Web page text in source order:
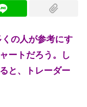
の人が参考にす
ートだろう。し
と、トレーダー